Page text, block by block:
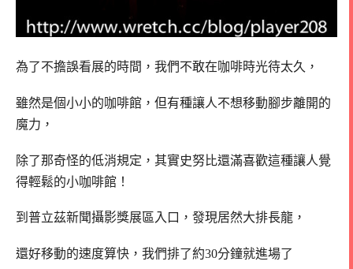
為了不擔誤看展的時間，我們不敢在咖啡時光待太久，
雖然是個小小的咖啡館，但有種讓人不想移動腳步離開的
魔力，
除了那奇怪的低消規定，其實史努比還滿喜歡這種讓人覺
得輕鬆的小咖啡館！
到普立茲新聞攝影獎展區入口，發現居然大排長龍，
還好移動的速度算快，我們排了約30分鐘就進場了